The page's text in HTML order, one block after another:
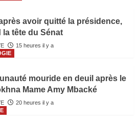
avoir quitté la présidence,
la tête du Sénat
15 heures il y a
mouride en deuil après le
Mame Amy Mbacké
20 heures il y a